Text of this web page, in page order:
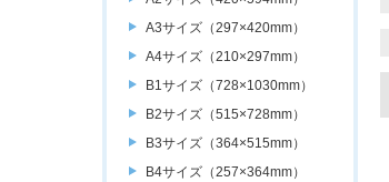
A3サイズ（297×420mm）
A4サイズ（210×297mm）
B1サイズ（728×1030mm）
B2サイズ（515×728mm）
B3サイズ（364×515mm）
B4サイズ（257×364mm）